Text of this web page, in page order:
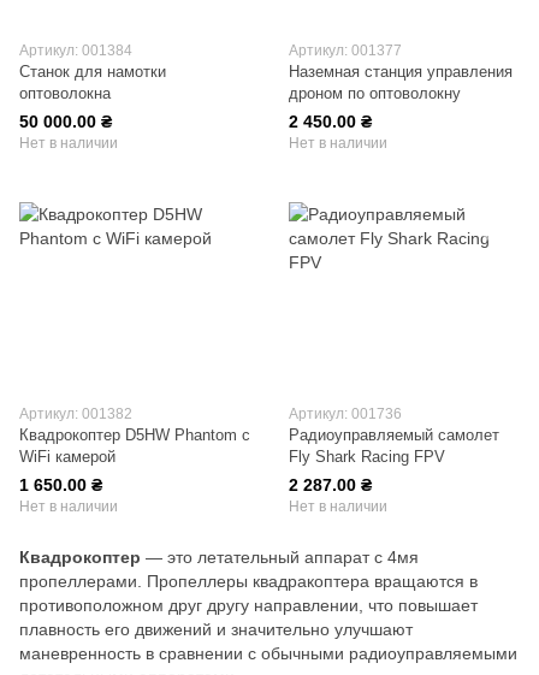
Артикул: 001384
Станок для намотки
оптоволокна
50 000.00 ₴
Нет в наличии
Артикул: 001377
Наземная станция управления
дроном по оптоволокну
2 450.00 ₴
Нет в наличии
Артикул: 001382
Квадрокоптер D5HW Phantom c
WiFi камерой
1 650.00 ₴
Нет в наличии
Артикул: 001736
Радиоуправляемый самолет
Fly Shark Racing FPV
2 287.00 ₴
Нет в наличии
Квадрокоптер — это летательный аппарат с 4мя
пропеллерами. Пропеллеры квадракоптера вращаются в
противоположном друг другу направлении, что повышает
плавность его движений и значительно улучшают
маневренность в сравнении с обычными радиоуправляемыми